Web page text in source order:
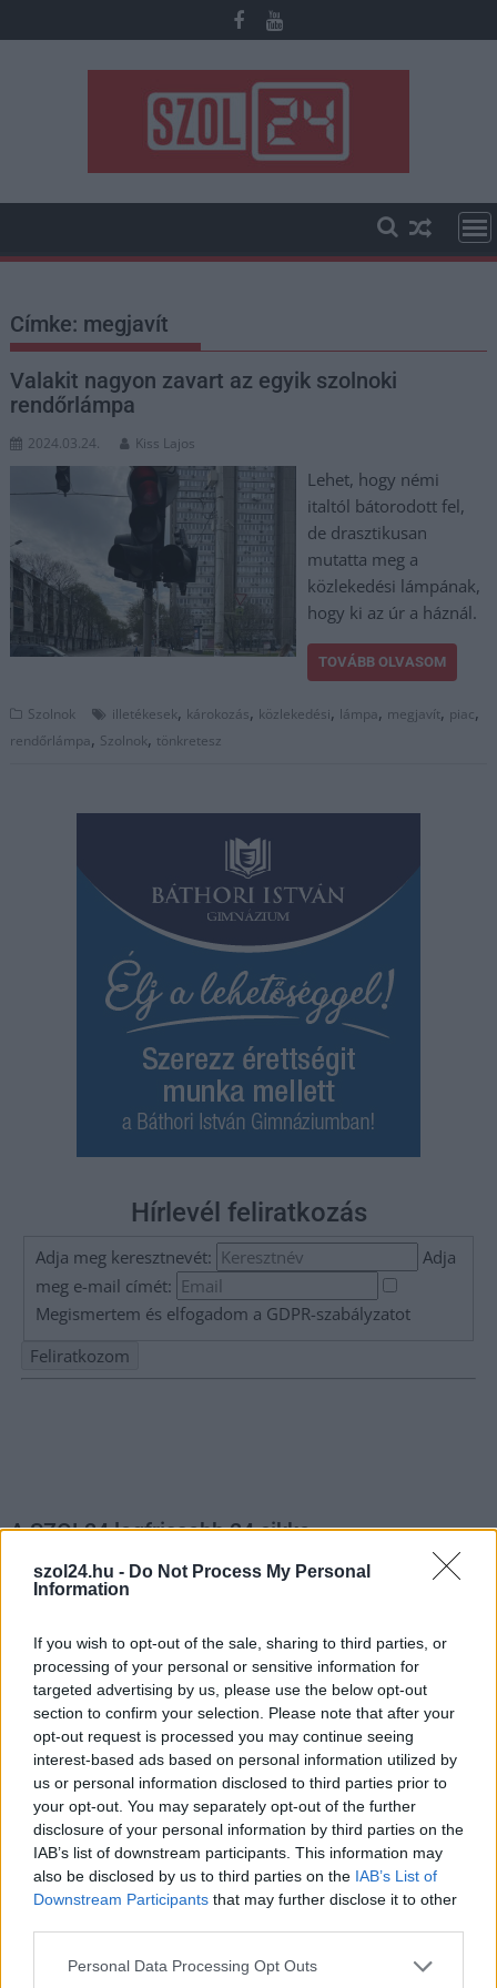
szol24.hu - Do Not Process My Personal
Information
If you wish to opt-out of the sale, sharing to third parties, or
processing of your personal or sensitive information for
targeted advertising by us, please use the below opt-out
section to confirm your selection. Please note that after your
opt-out request is processed you may continue seeing
interest-based ads based on personal information utilized by
us or personal information disclosed to third parties prior to
your opt-out. You may separately opt-out of the further
disclosure of your personal information by third parties on the
IAB’s list of downstream participants. This information may
also be disclosed by us to third parties on the IAB’s List of
Downstream Participants that may further disclose it to other
Please note that this website/app uses one or more Google
Personal Data Processing Opt Outs
to
Címke: megjavít
Valakit nagyon zavart az egyik szolnoki
rendőrlámpa
2024.03.24. Kiss Lajos
Lehet, hogy némi
italtól bátorodott fel,
de drasztikusan
mutatta meg a
közlekedési lámpának,
hogy ki az úr a háznál.
TOVÁBB OLVASOM
Szolnok illetékesek, károkozás, közlekedési, lámpa, megjavít, piac,
rendőrlámpa, Szolnok, tönkretesz
Hírlevél feliratkozás
Adja meg keresztnevét:
Adja
meg e-mail címét:
Megismertem és elfogadom a GDPR-szabályzatot
A SZOL24 legfrissebb 24 cikke
Baka András egy hónapja még a Tiszától független államfőről
Drágább lett Magyarország, de vajon jobb is? – kemény kritika
a hazai turizmusról
A Tisza Párt Dr. Baka Andrást jelöli köztársasági elnöknek
Óriási, több mint két méteres harcsát fogott a Tiszán a 13 éves
fiú (VIDEÓVAL)
Hétfőn kezdik, csütörtökön végeznek – lezárás miatt
fennakadásokra és pótlóbuszos közlekedésre számítsunk az
egyik Jász-Nagykun-Szolnok megyei vasútvonalon
Magyarország jobban látszik közelről – heti médiaszemle a